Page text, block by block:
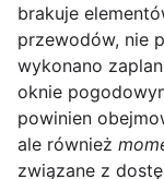
brakuje
przewodów, nie
wykonano
oknie
powinien
ale również
związane z